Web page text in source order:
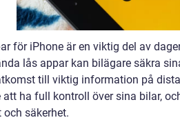
för iPhone är en viktig del av
lås appar kan bilägare säkra
till viktig information på
att ha full kontroll över sina bilar,
och säkerhet.